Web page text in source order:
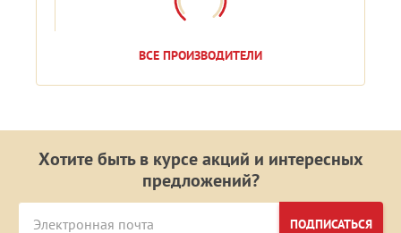
ВСЕ ПРОИЗВОДИТЕЛИ
Хотите быть в курсе акций и интересных
предложений?
ПОДПИСАТЬСЯ